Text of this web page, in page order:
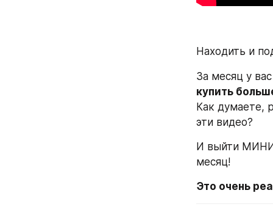
Находить и
За месяц у
купить
Как думаете,
эти видео?
И выйти
месяц!
Это очень